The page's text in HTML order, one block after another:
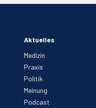
Aktuelles
Medizin
Praxis
Politik
Meinung
Podcast